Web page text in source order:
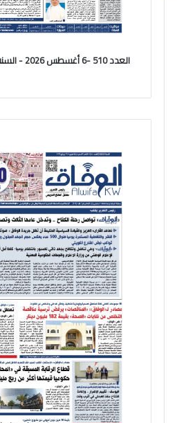
العدد 510 -6 أغسطس 2026 - السنة الثالثة